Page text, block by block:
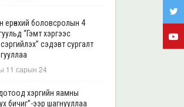
ерөнхий боловсролын 4
“Гэмт хэргээс
сэдэвт сургалт
11 сарын 24
хэргийн яамны
бичиг”-ээр шагнууллаа